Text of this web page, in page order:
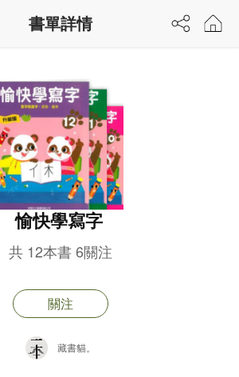
愉快學寫字
共 12本書 6關注
關注
藏書貓。
書單詳情